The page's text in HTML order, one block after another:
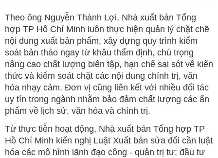
Theo ông Nguyễn Thành Lợi, Nhà xuất bản Tổng
hợp TP Hồ Chí Minh luôn thực hiện quản lý chặt chẽ
nội dung xuất bản phẩm, xây dựng quy trình kiểm
soát bản thảo ngay từ khâu thẩm định, chú trọng
nâng cao chất lượng biên tập, hạn chế sai sót về kiến
thức và kiểm soát chặt các nội dung chính trị, văn
hóa nhạy cảm. Đơn vị cũng liên kết với nhiều đối tác
uy tín trong ngành nhằm bảo đảm chất lượng các ấn
phẩm về lịch sử, văn hóa và chính trị.
Từ thực tiễn hoạt động, Nhà xuất bản Tổng hợp TP
Hồ Chí Minh kiến nghị Luật Xuất bản sửa đổi cần luật
hóa các mô hình lãnh đạo công - quản trị tư; đầu tư